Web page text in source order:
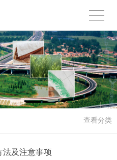
查看分类
法及注意事项